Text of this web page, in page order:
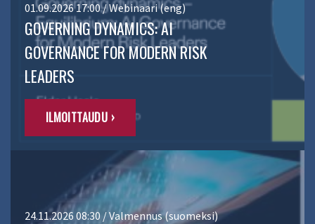
01.09.2026 17:00 / Webinaari (eng)
GOVERNING DYNAMICS: AI
GOVERNANCE FOR MODERN RISK
LEADERS
ILMOITTAUDU ›
24.11.2026 08:30 / Valmennus (suomeksi)